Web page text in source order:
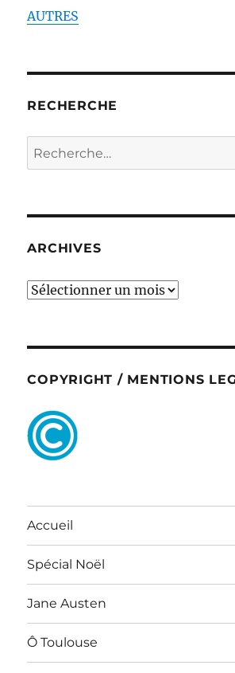
AUTRES
RECHERCHE
Recherche
pour :
ARCHIVES
ARCHIVES
COPYRIGHT / MENTIONS
Accueil
Spécial Noël
Jane Austen
Ô Toulouse